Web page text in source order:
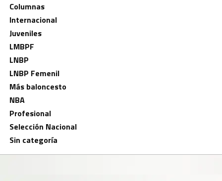
Columnas
Internacional
Juveniles
LMBPF
LNBP
LNBP Femenil
Más baloncesto
NBA
Profesional
Selección Nacional
Sin categoría